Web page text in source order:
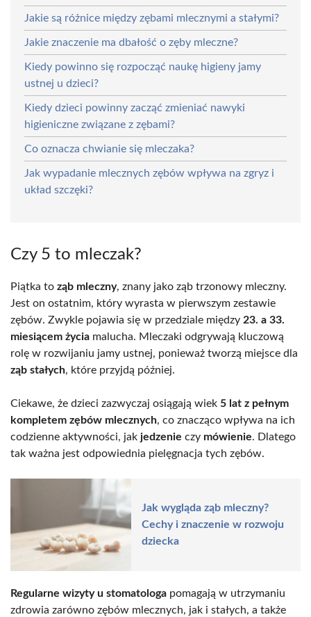
Jakie są różnice między zębami mlecznymi a stałymi?
Jakie znaczenie ma dbałość o zęby mleczne?
Kiedy powinno się rozpocząć naukę higieny jamy
ustnej u dzieci?
Kiedy dzieci powinny zacząć zmieniać nawyki
higieniczne związane z zębami?
Co oznacza chwianie się mleczaka?
Jak wypadanie mlecznych zębów wpływa na zgryz i
układ szczęki?
Czy 5 to mleczak?
Piątka to ząb mleczny, znany jako ząb trzonowy mleczny.
Jest on ostatnim, który wyrasta w pierwszym zestawie
zębów. Zwykle pojawia się w przedziale między 23. a 33.
miesiącem życia malucha. Mleczaki odgrywają kluczową
rolę w rozwijaniu jamy ustnej, ponieważ tworzą miejsce dla
ząb stałych, które przyjdą później.
Ciekawe, że dzieci zazwyczaj osiągają wiek 5 lat z pełnym
kompletem zębów mlecznych, co znacząco wpływa na ich
codzienne aktywności, jak jedzenie czy mówienie. Dlatego
tak ważna jest odpowiednia pielęgnacja tych zębów.
Jak wygląda ząb mleczny?
Cechy i znaczenie w rozwoju
dziecka
Regularne wizyty u stomatologa pomagają w utrzymaniu
zdrowia zarówno zębów mlecznych, jak i stałych, a także